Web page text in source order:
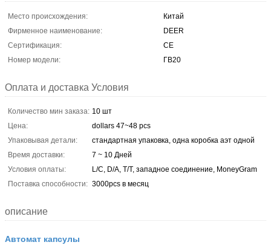
Место происхождения:
Китай
Фирменное наименование:
DEER
Сертификация:
CE
Номер модели:
ГВ20
Оплата и доставка Условия
Количество мин заказа: 10 шт
Цена:
dollars 47~48 pcs
Упаковывая детали:
стандартная упаковка, одна коробка аэт одной
Время доставки:
7 ~ 10 Дней
Условия оплаты:
L/C, D/A, T/T, западное соединение, MoneyGram
Поставка способности: 3000pcs в месяц
описание
Автомат капсулы